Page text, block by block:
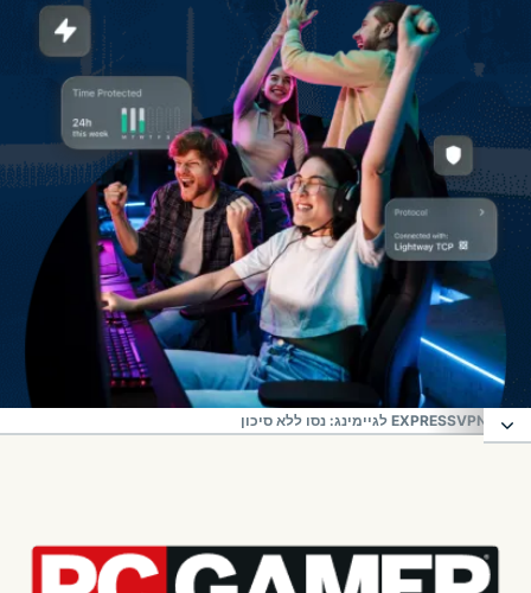
EXPRESSVPN לגיימינג: נסו ללא סיכון
למה אתם צריכים VPN לגיימינג